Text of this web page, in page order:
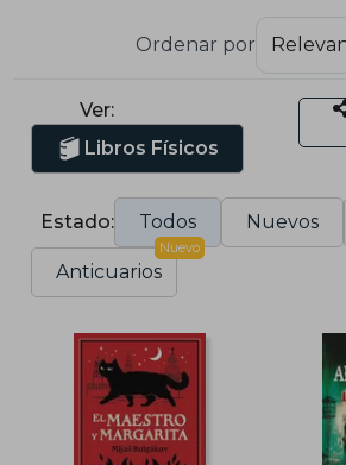
Ordenar por
Ver:
Libros Físicos
Estado: Todos Nuevos
Anticuarios
Nuevo